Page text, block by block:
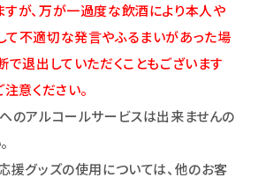
が、万が一過度な飲酒により本人や
て不適切な発言やふるまいがあった場
で退出していただくこともございます
注意ください。
アルコールサービスは出来ませんの
援グッズの使用については、他のお客